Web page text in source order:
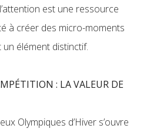
est une ressource
à créer des micro-moments
élément distinctif.
: LA VALEUR DE
Olympiques d’Hiver s’ouvre